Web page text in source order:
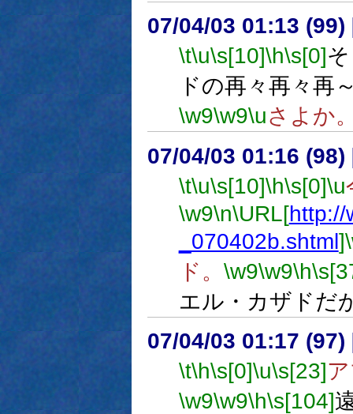
07/04/03 01:13 (99)
\t\u\s[10]\h\s[0]
ドの再々再々再
\w9\w9\uさよか
07/04/03 01:16 (98)
\t\u\s[10]\h\s[0]\u
\w9\n\URL[http://
_070402b.shtml]
ド。 \w9\w9\h
エル・カザドだ
07/04/03 01:17 (97)
\t\h\s[0]\u\s[23]
\w9\w9\h\s[104]